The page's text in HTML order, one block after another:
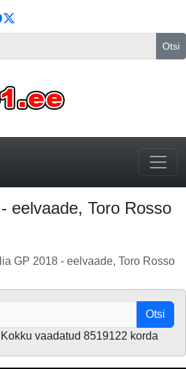
Otsi
eelvaade, Toro Rosso
GP 2018 - eelvaade, Toro Rosso
Otsi
vaadatud 8519122 korda